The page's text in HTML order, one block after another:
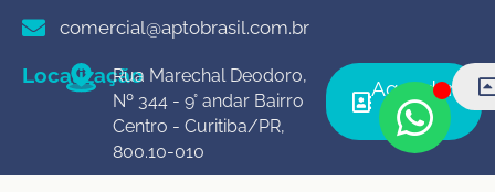
comercial@aptobrasil.com.br
LocalizaçãoRua Marechal Deodoro,
Nº 344 - 9° andar Bairro
Centro - Curitiba/PR,
800.10-010
Agendar
agora